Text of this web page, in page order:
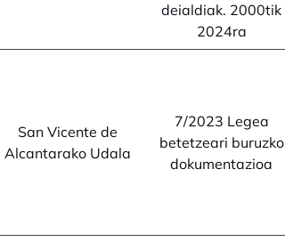
deialdiak. 2000tik
2024ra
San Vicente de
Alcantarako Udala
7/2023 Legea
betetzeari buruzko
dokumentazioa